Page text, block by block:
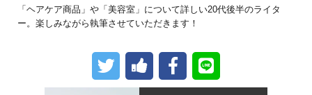
「ヘアケア商品」や「美容室」について詳しい20代後半のライタ
ー。楽しみながら執筆させていただきます！